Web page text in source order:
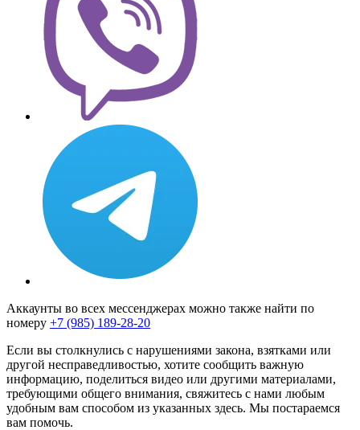
Аккаунты во всех мессенджерах можно также найти по
номеру +7 (985) 189-28-20
Если вы столкнулись с нарушениями закона, взятками или
другой несправедливостью, хотите сообщить важную
информацию, поделиться видео или другими материалами,
требующими общего внимания, свяжитесь с нами любым
удобным вам способом из указанных здесь. Мы постараемся
вам помочь.